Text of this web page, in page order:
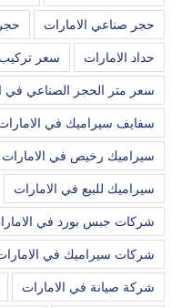
حجر صناعي الامارات
حداد الامارات سعر تركيب
سعر متر الحجر الصناعي في
سفايف سيراميك في
سيراميك رخيص في الامارات
سيراميك للبيع في الامارات
شركات جبس بورد في
شركات سيراميك في
شركة صيانة في الامارات